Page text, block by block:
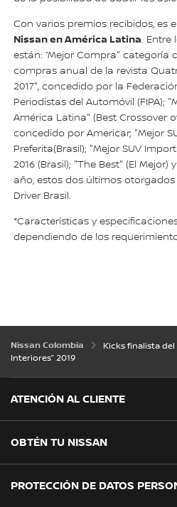
Con varios premios recibidos, es
Nissan en América Latina. Entre
están: “Mejor Compra" categoría
compras anual de la revista
2017", concedido por la
Periodistas del Automóvil (FIPA);
América Latina" (Best Crossover
concedido por Americar; "Mejor
Preferita(Brasil); "Mejor SUV
2016 (Brasil); "The Best" (El Mejor)
año, estos dos últimos
Driver Brasil.
*Características y
dependiendo de los
Nissan Colombia
Kicks finalista del
Interiores” 2019
ATENCIÓN AL CLIENTE
OBTÉN TU NISSAN
PROTECCIÓN DE DATOS